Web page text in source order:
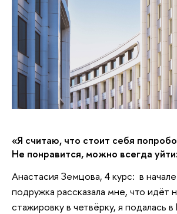
«Я считаю, что стоит себя
Не понравится, можно всегда
Анастасия Земцова, 4 курс: в
подружка рассказала мне, что идёт
стажировку в четвёрку, я подалась